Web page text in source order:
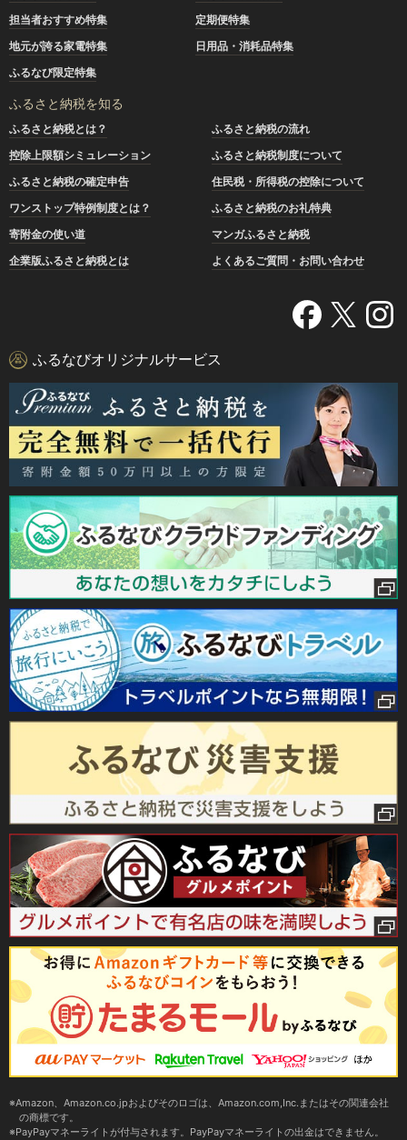
担当者おすすめ特集
定期便特集
地元が誇る家電特集
日用品・消耗品特集
ふるなび限定特集
ふるさと納税を知る
ふるさと納税とは？
ふるさと納税の流れ
控除上限額シミュレーション
ふるさと納税制度について
ふるさと納税の確定申告
住民税・所得税の控除について
ワンストップ特例制度とは？
ふるさと納税のお礼特典
寄附金の使い道
マンガふるさと納税
企業版ふるさと納税とは
よくあるご質問・お問い合わせ
ふるなびオリジナルサービス
Amazon、Amazon.co.jpおよびそのロゴは、Amazon.com,Inc.またはその関連会社
の商標です。
PayPayマネーライトが付与されます。PayPayマネーライトの出金はできません。